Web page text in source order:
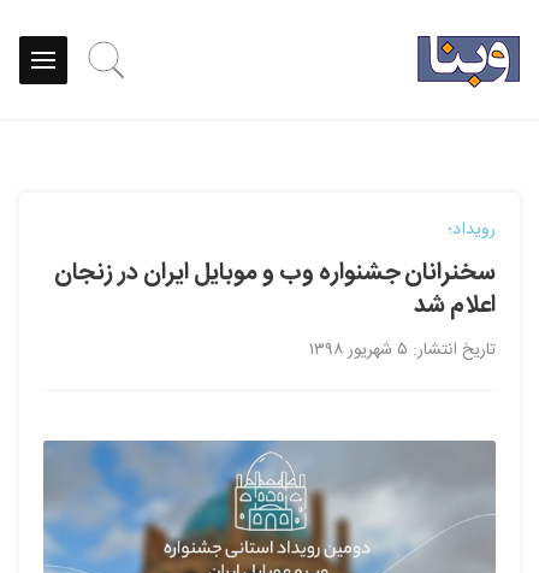
رویداد؛
سخنرانان جشنواره وب و موبایل ایران در زنجان
اعلام شد
تاریخ انتشار: ۵ شهریور ۱۳۹۸